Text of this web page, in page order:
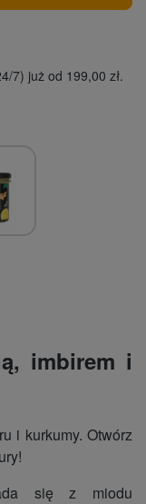
7) już od 199,00 zł.
imbirem i
i kurkumy. Otwórz
się z miodu